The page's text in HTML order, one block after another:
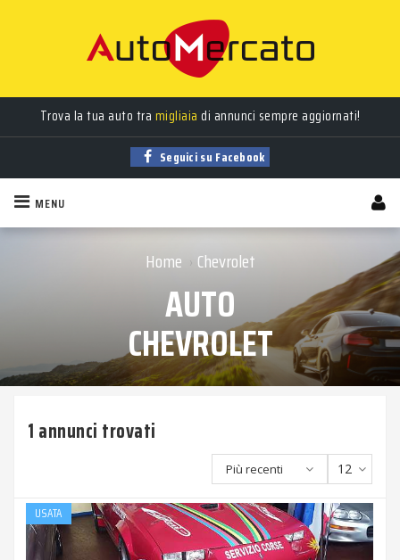
Autonuove, usate, akm 0eaziendaliin vendita!
Trova la tua auto tramigliaiadi annunci sempre aggiornati!
Seguici su Facebook
MENU
Home › Chevrolet
AUTO
CHEVROLET
1 annunci trovati
12
Più recenti
USATA